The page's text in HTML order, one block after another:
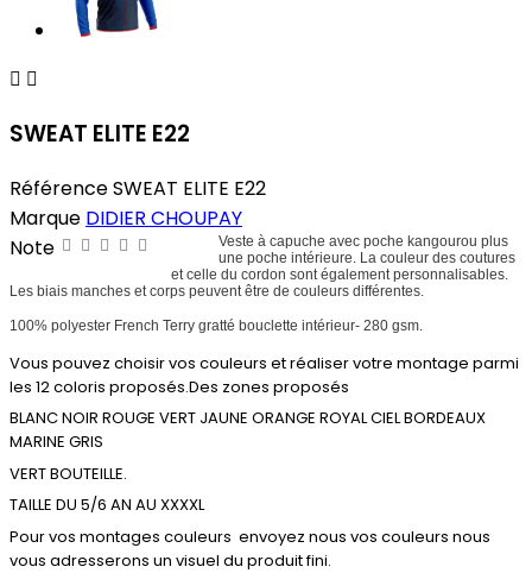
 
SWEAT ELITE E22
RéférenceSWEAT ELITE E22
Marque DIDIER CHOUPAY
Note
Veste à capuche avec poche kangourou plus
une poche intérieure. La couleur des coutures
et celle du cordon sont également personnalisables.
Les biais manches et corps peuvent être de couleurs différentes.
100% polyester French Terry gratté bouclette intérieur- 280 gsm.
Vous pouvez choisir vos couleurs et réaliser votre montage parmi
les 12 coloris proposés.Des zones proposés
BLANC NOIR ROUGE VERT JAUNE ORANGE ROYAL CIEL BORDEAUX
MARINE GRIS
VERT BOUTEILLE.
TAILLE DU 5/6 AN AU XXXXL
Pour vos montages couleurs envoyez nous vos couleurs nous
vous adresserons un visuel du produit fini.